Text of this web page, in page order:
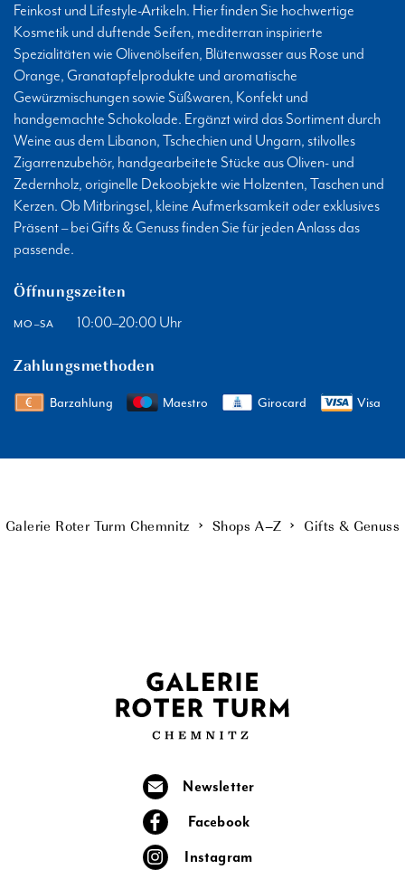
Feinkost und Lifestyle-Artikeln. Hier finden Sie hochwertige
Kosmetik und duftende Seifen, mediterran inspirierte
Spezialitäten wie Olivenölseifen, Blütenwasser aus Rose und
Orange, Granatapfelprodukte und aromatische
Gewürzmischungen sowie Süßwaren, Konfekt und
handgemachte Schokolade. Ergänzt wird das Sortiment durch
Weine aus dem Libanon, Tschechien und Ungarn, stilvolles
Zigarrenzubehör, handgearbeitete Stücke aus Oliven- und
Zedernholz, originelle Dekoobjekte wie Holzenten, Taschen und
Kerzen. Ob Mitbringsel, kleine Aufmerksamkeit oder exklusives
Präsent – bei Gifts & Genuss finden Sie für jeden Anlass das
passende.
Öffnungszeiten
MO–SA 10:00–20:00 Uhr
Zahlungsmethoden
Barzahlung Maestro Girocard Visa
Galerie Roter Turm Chemnitz Shops A–Z Gifts & Genuss
Newsletter
Facebook
Instagram